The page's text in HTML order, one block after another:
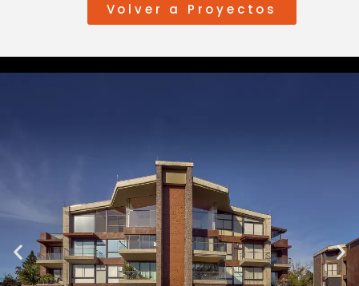
Volver a Proyectos